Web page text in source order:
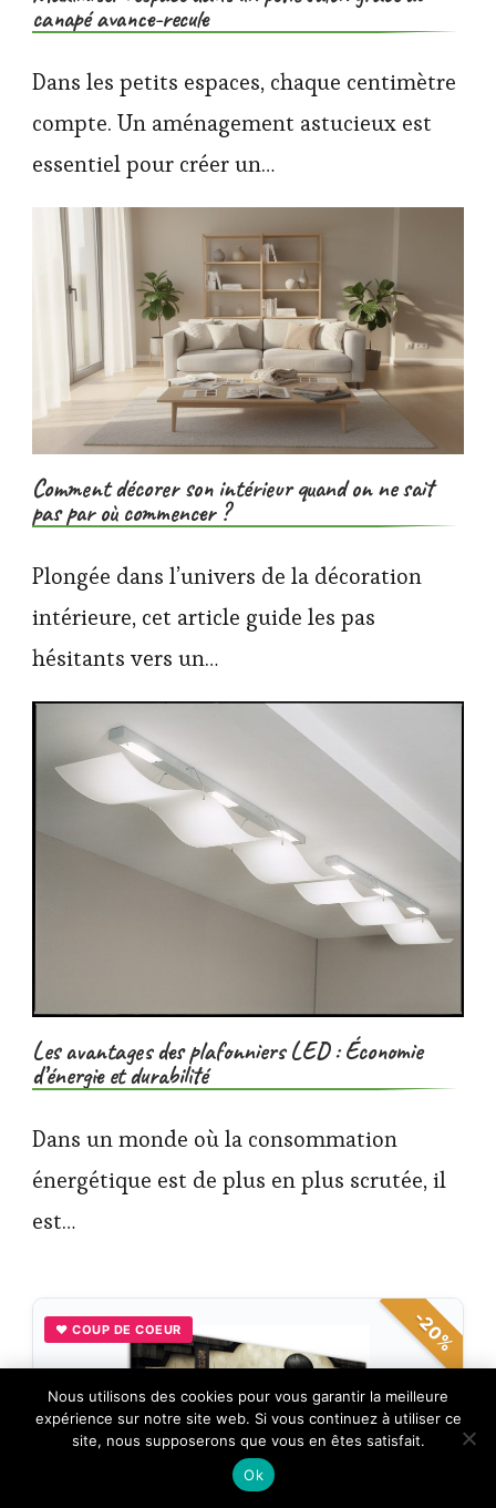
canapé avance-recule
Dans les petits espaces, chaque centimètre
compte. Un aménagement astucieux est
essentiel pour créer un…
Comment décorer son intérieur quand on ne sait
pas par où commencer ?
Plongée dans l’univers de la décoration
intérieure, cet article guide les pas
hésitants vers un…
Les avantages des plafonniers LED : Économie
d’énergie et durabilité
Dans un monde où la consommation
énergétique est de plus en plus scrutée, il
est…
-20%
♥ COUP DE COEUR
×
🔥 TOP VENTE
Mojoliving Affiche japonaise - Images
Esthétiques Anime pour…
Voir l'offre
Nous utilisons des cookies pour vous garantir la meilleure
expérience sur notre site web. Si vous continuez à utiliser ce
site, nous supposerons que vous en êtes satisfait.
Ok